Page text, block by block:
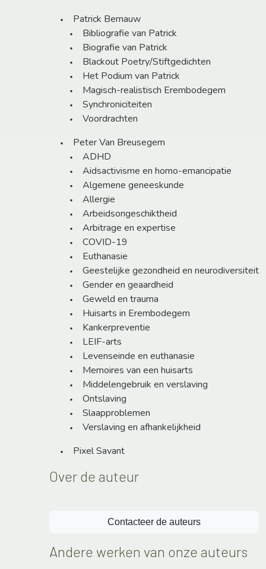
Patrick Bernauw
Bibliografie van Patrick
Biografie van Patrick
Blackout Poetry/Stiftgedichten
Het Podium van Patrick
Magisch-realistisch Erembodegem
Synchroniciteiten
Voordrachten
Peter Van Breusegem
ADHD
Aidsactivisme en homo-emancipatie
Algemene geneeskunde
Allergie
Arbeidsongeschiktheid
Arbitrage en expertise
COVID-19
Euthanasie
Geestelijke gezondheid en neurodiversiteit
Gender en geaardheid
Geweld en trauma
Huisarts in Erembodegem
Kankerpreventie
LEIF-arts
Levenseinde en euthanasie
Memoires van een huisarts
Middelengebruik en verslaving
Ontslaving
Slaapproblemen
Verslaving en afhankelijkheid
Pixel Savant
Over de auteur
Contacteer de auteurs
Andere werken van onze auteurs